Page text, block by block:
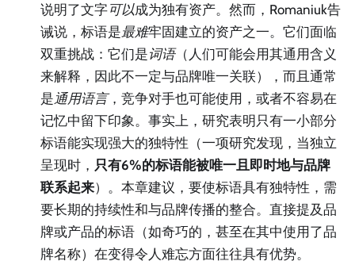
说明了文字可以成为独有资产。然而，Romaniuk告
诫说，标语是最难牢固建立的资产之一。它们面临
双重挑战：它们是词语（人们可能会用其通用含义
来解释，因此不一定与品牌唯一关联），而且通常
是通用语言，竞争对手也可能使用，或者不容易在
记忆中留下印象。事实上，研究表明只有一小部分
标语能实现强大的独特性（一项研究发现，当独立
呈现时， 只有6%的标语能被唯一且即时地与品牌
联系起来）。本章建议，要使标语具有独特性，需
要长期的持续性和与品牌传播的整合。直接提及品
牌或产品的标语（如奇巧的，甚至在其中使用了品
牌名称）在变得令人难忘方面往往具有优势。